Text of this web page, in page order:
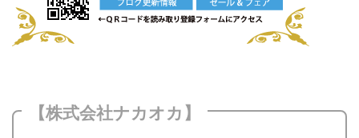
【株式会社ナカオカ】